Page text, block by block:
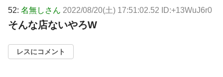
52: 名無しさん 2022/08/20(土) 17:51:02.52 ID:+13WuJ6r0
そんな店ないやろW
レスにコメント